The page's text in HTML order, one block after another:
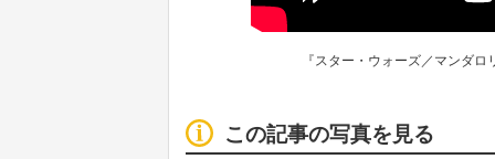
『スター・ウォーズ／マンダ
この記事の写真を見る